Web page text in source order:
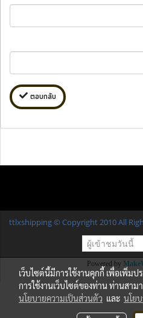
ตอบกลับ
ttlxshipping © Copyright 2010 All
ผู้เข้าชมวันนี้
Powered by
เว็บไซต์นี้มีการใช้งานคุกกี้ เพื่อเพิ่ม
การใช้งานเว็บไซต์ของท่าน ท่านสาม
นโยบายความเป็นส่วนตัว และ นโย